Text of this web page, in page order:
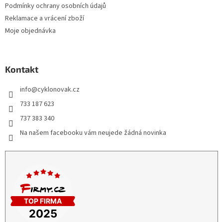
Podmínky ochrany osobních údajů
Reklamace a vrácení zboží
Moje objednávka
Kontakt
info@cyklonovak.cz
733 187 623
737 383 340
Na našem facebooku vám neujede žádná novinka